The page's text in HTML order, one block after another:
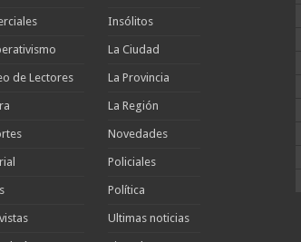
de Lectores
Insólitos
La Ciudad
La Provincia
La Región
Novedades
Policiales
Política
Ultimas noticias